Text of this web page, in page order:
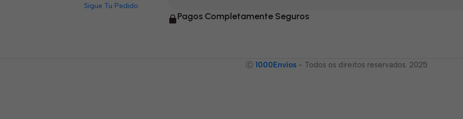
Sigue Tu Pedido
Pagos Completamente Seguros
Ⓒ 1000Envíos - Todos os direitos reservados. 2025